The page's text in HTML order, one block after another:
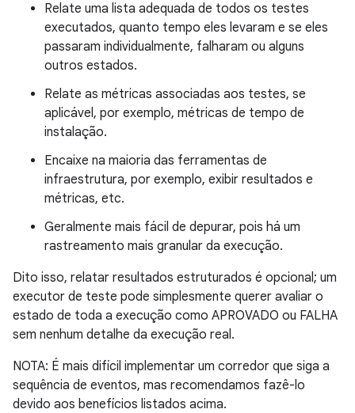
Relate uma lista adequada de todos os testes
executados, quanto tempo eles levaram e se eles
passaram individualmente, falharam ou alguns
outros estados.
Relate as métricas associadas aos testes, se
aplicável, por exemplo, métricas de tempo de
instalação.
Encaixe na maioria das ferramentas de
infraestrutura, por exemplo, exibir resultados e
métricas, etc.
Geralmente mais fácil de depurar, pois há um
rastreamento mais granular da execução.
Dito isso, relatar resultados estruturados é opcional; um
executor de teste pode simplesmente querer avaliar o
estado de toda a execução como APROVADO ou FALHA
sem nenhum detalhe da execução real.
NOTA: É mais difícil implementar um corredor que siga a
sequência de eventos, mas recomendamos fazê-lo
devido aos benefícios listados acima.